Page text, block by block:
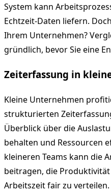
System kann
Echtzeit-Daten liefern.
Ihrem Unternehmen?
gründlich, bevor Sie eine
Zeiterfassung in
Kleine Unternehmen
strukturierten
Überblick über die
behalten und Ressourcen
kleineren Teams kann die
beitragen, die
Arbeitszeit fair zu